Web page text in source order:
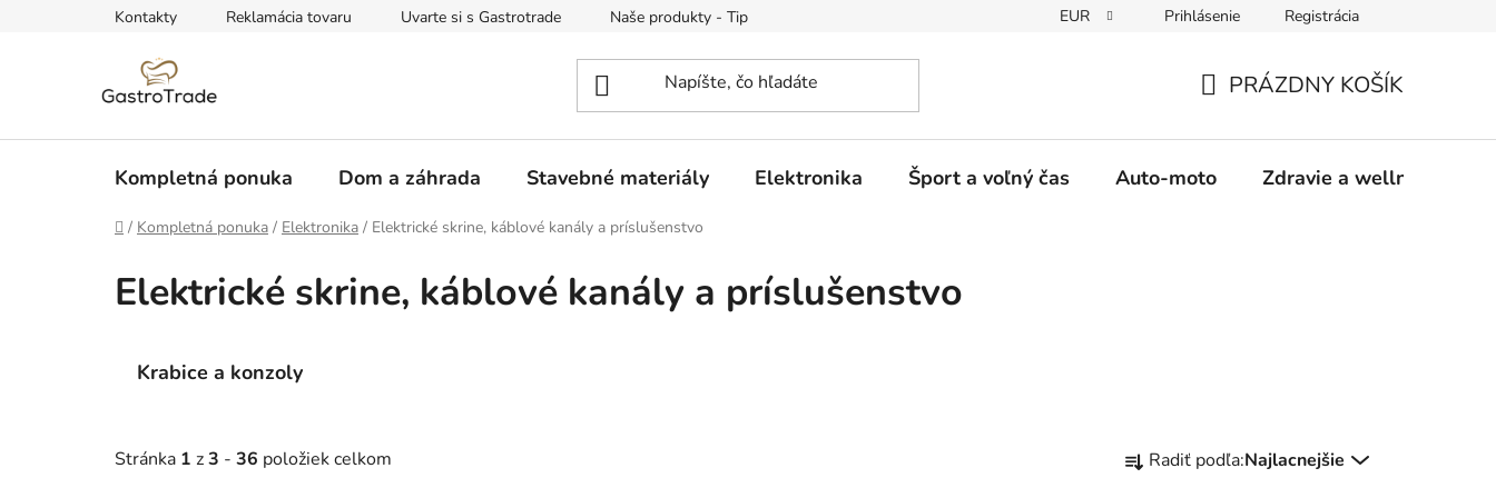
Kontakty Reklamácia tovaru Uvarte si s Gastrotrade Naše produkty - Tipy a triky Moja objednávka
EUR Prihlásenie Registrácia
KOŠÍK
PRÁZDNY KOŠÍK
Kompletná ponuka Dom a záhrada Stavebné materiály Elektronika Šport a voľný čas Auto-moto Zdravie a wellness
Domov
/ Kompletná ponuka / Elektronika / Elektrické skrine, káblové kanály a príslušenstvo
Elektrické skrine, káblové kanály a príslušenstvo
Krabice a konzoly
Stránka 1 z3 - 36 položiek celkom
a Radiť podľa:Najlacnejšie